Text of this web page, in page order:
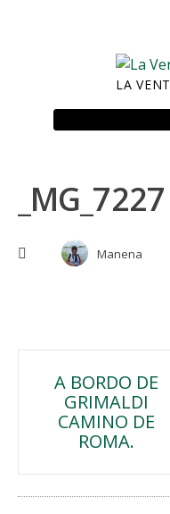
LA
_MG_7227
Manena
Navegación
entradas
A BORDO DE
GRIMALDI
CAMINO DE
ROMA.